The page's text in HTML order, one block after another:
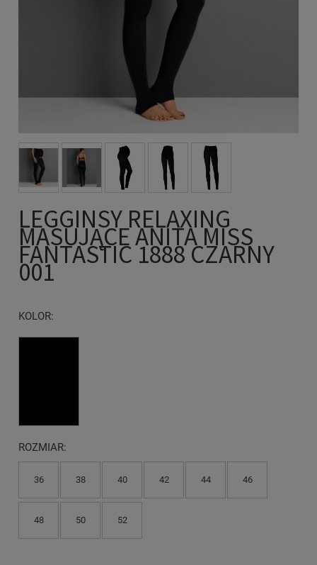
LEGGINSY RELAXING
MASUJĄCE ANITA MISS
FANTASTIC 1888 CZARNY
001
KOLOR:
ROZMIAR:
36 38 40 42 44 46
48 50 52